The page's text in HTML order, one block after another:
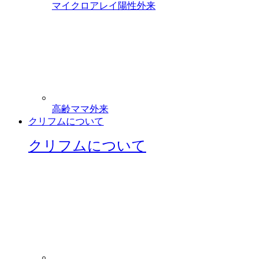
マイクロアレイ陽性外来
高齢ママ外来
クリフムについて
クリフムについて